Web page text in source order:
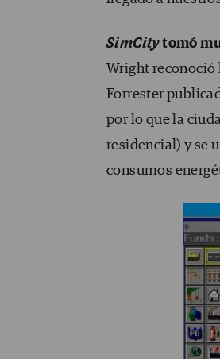
SimCitytomó
Wright reconoció
Forrester
por lo que la
residencial) y se
consumos